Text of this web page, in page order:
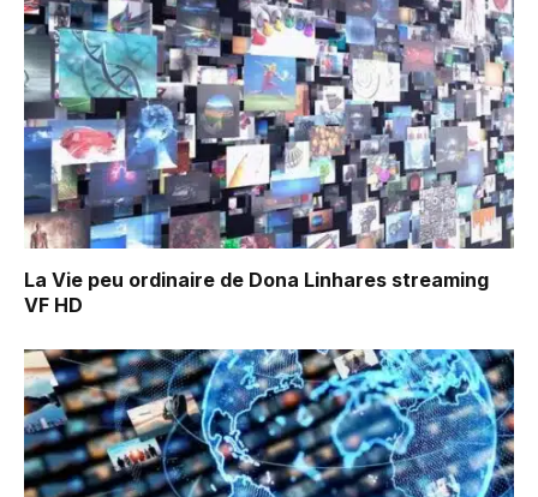
La Vie peu ordinaire de Dona Linhares streaming
VF HD